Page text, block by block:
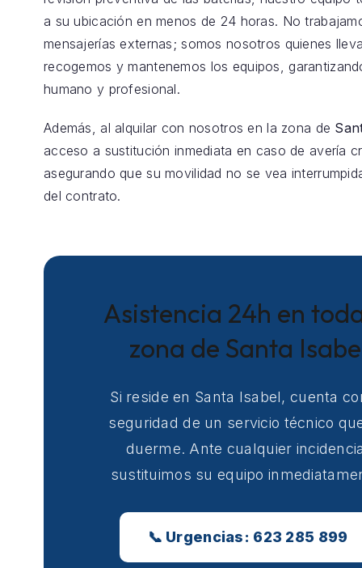
a su ubicación en menos de 24 horas. No
mensajerías externas; somos nosotros quienes
recogemos y mantenemos los equipos,
humano y profesional.
Además, al alquilar con nosotros en la zona de
acceso a sustitución inmediata en caso de avería
asegurando que su movilidad no se vea
del contrato.
Asistencia 24h en
zona de Santa
Si reside en Santa Isabel, cuenta
seguridad de un servicio técnico
duerme. Ante cualquier
sustituimos su equipo
📞 Urgencias: 623 285 899